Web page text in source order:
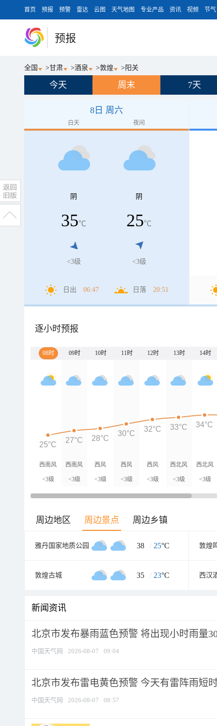
首页 预报 预警 雷达 云图 天气地图 专业产品 资讯 视频 节气
预报
全国 >甘肃 >酒泉 >敦煌 > 阳关
今天 周末 7天
8日 周六
白天 夜间
阴
35℃
<3级
阴
25℃
<3级
日出 06:47 日落 20:51
逐小时预报
08时 09时 10时 11时 12时 13时 14时
西南风
<3级
西南风
<3级
西风
<3级
西风
<3级
西风
<3级
西北风
<3级
西北风
<3级
25°C
27°C 28°C
30°C
32°C 33°C 34°C
周边地区 周边景点 周边乡镇
雅丹国家地质公园 38 / 25°C
敦煌古城 35 / 23°C 西汉
新闻资讯
北京市发布暴雨蓝色预警 将出现小时雨量
中国天气网 2026-08-07 09:04
北京市发布雷电黄色预警 今天有雷阵雨短
中国天气网 2026-08-07 08:57